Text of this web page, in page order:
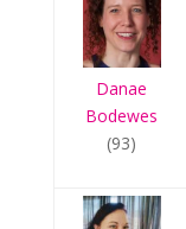
Danae
Bodewes
(93)